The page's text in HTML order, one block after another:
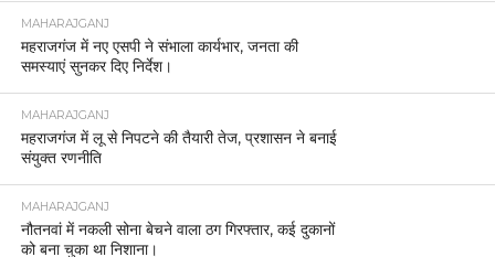
MAHARAJGANJ
महराजगंज में नए एसपी ने संभाला कार्यभार, जनता की
समस्याएं सुनकर दिए निर्देश।
MAHARAJGANJ
महराजगंज में लू से निपटने की तैयारी तेज, प्रशासन ने बनाई
संयुक्त रणनीति
MAHARAJGANJ
नौतनवां में नकली सोना बेचने वाला ठग गिरफ्तार, कई दुकानों
को बना चुका था निशाना।